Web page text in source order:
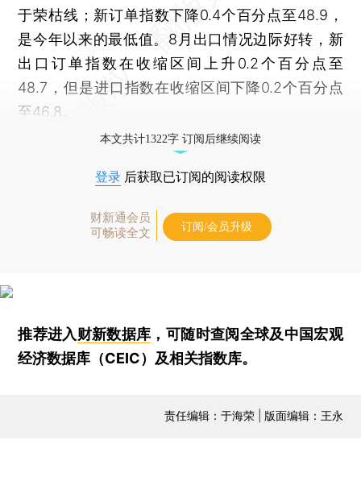
于荣枯线；新订单指数下降0.4个百分点至48.9，
是今年以来的最低值。8月出口情况边际好转，新
出口订单指数在收缩区间上升0.2个百分点至
48.7，但是进口指数在收缩区间下降0.2个百分点
至46.8。
本文共计1322字 订阅后继续阅读
登录 后获取已订阅的阅读权限
财新通会员
可畅读全文
订阅/会员升级
推荐进入财新数据库 ，可随时查阅全球及中国宏观
经济数据库（CEIC）及相关指数库。
责任编辑：于海荣 | 版面编辑：王永